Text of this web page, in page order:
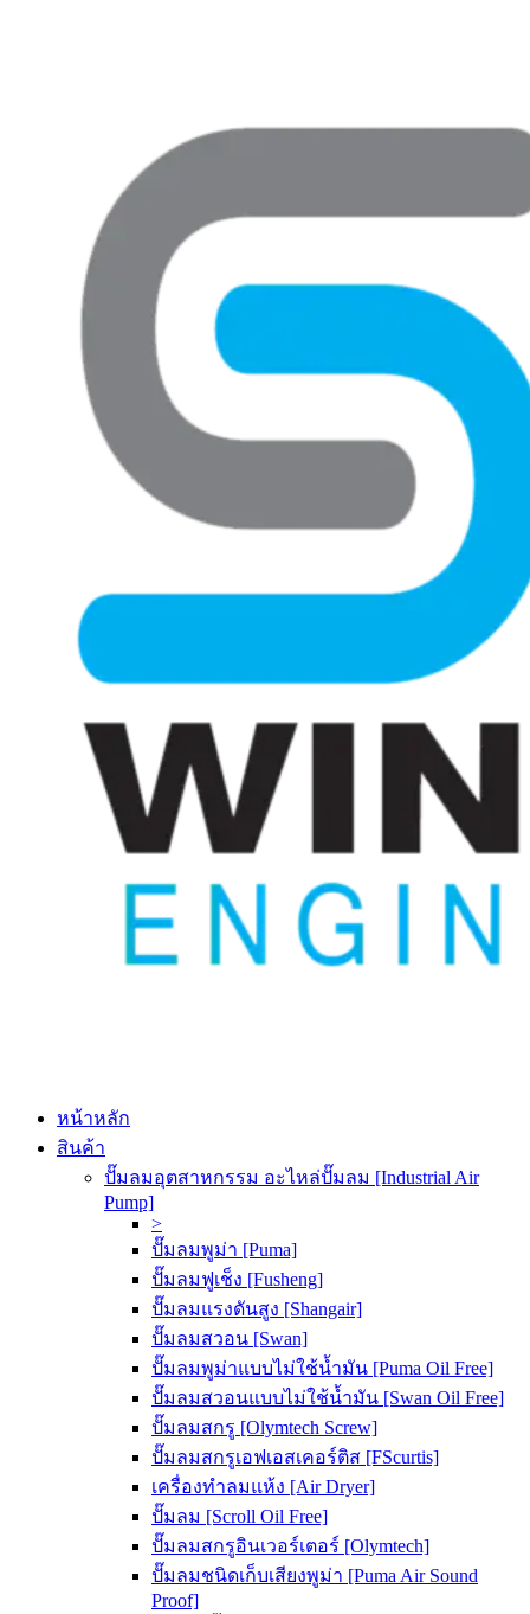
หน้าหลัก
สินค้า
ปั๊มลมอุตสาหกรรม อะไหล่ปั๊มลม [Industrial Air
Pump]
>
ปั๊มลมพูม่า [Puma]
ปั๊มลมฟูเช็ง [Fusheng]
ปั๊มลมแรงดันสูง [Shangair]
ปั๊มลมสวอน [Swan]
ปั๊มลมพูม่าแบบไม่ใช้น้ำมัน [Puma Oil Free]
ปั๊มลมสวอนแบบไม่ใช้น้ำมัน [Swan Oil Free]
ปั๊มลมสกรู [Olymtech Screw]
ปั๊มลมสกรูเอฟเอสเคอร์ติส [FScurtis]
เครื่องทำลมแห้ง [Air Dryer]
ปั๊มลม [Scroll Oil Free]
ปั๊มลมสกรูอินเวอร์เตอร์ [Olymtech]
ปั๊มลมชนิดเก็บเสียงพูม่า [Puma Air Sound
Proof]